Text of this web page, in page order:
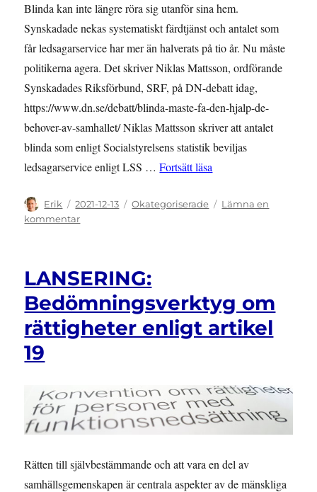
Blinda kan inte längre röra sig utanför sina hem.
Synskadade nekas systematiskt färdtjänst och antalet som
får ledsagarservice har mer än halverats på tio år. Nu måste
politikerna agera. Det skriver Niklas Mattsson, ordförande
Synskadades Riksförbund, SRF, på DN-debatt idag,
https://www.dn.se/debatt/blinda-maste-fa-den-hjalp-de-
behover-av-samhallet/ Niklas Mattsson skriver att antalet
blinda som enligt Socialstyrelsens statistik beviljas
ledsagarservice enligt LSS …Fortsätt läsa
Författare
Erik
Publicerat
den
2021-12-13 Kategorier
Okategoriserade
Lämna en
kommentartill
synskadades
människovärde
devalverats”
LANSERING:
Bedömningsverktyg om
rättigheter enligt artikel
19
Rätten till självbestämmande och att vara en del av
samhällsgemenskapen är centrala aspekter av de mänskliga